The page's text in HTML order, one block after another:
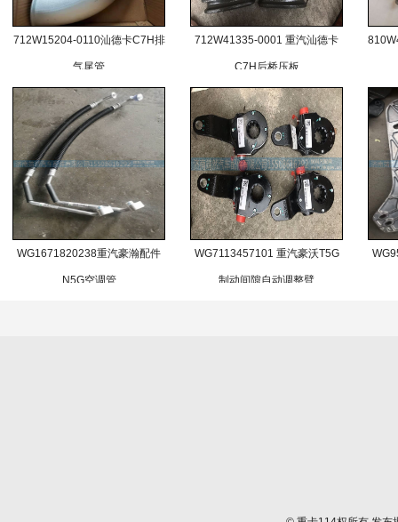
712W15204-0110汕德卡C7H排
气尾管
712W41335-0001 重汽汕德卡
C7H后桥压板
WG1671820238重汽豪瀚配件
N5G空调管
WG7113457101 重汽豪沃T5G
制动间隙自动调整臂